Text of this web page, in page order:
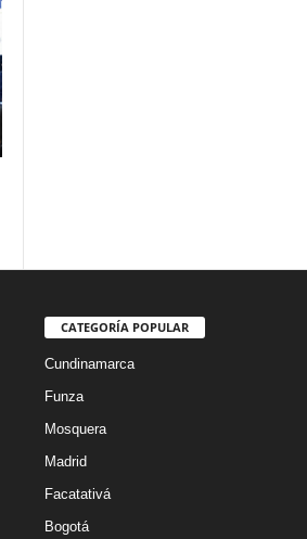
CATEGORÍA POPULAR
Cundinamarca
Funza
Mosquera
Madrid
Facatativá
Bogotá